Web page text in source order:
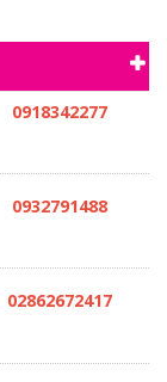
0918342277
0932791488
02862672417